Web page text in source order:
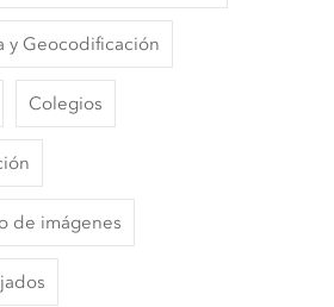
y Geocodificación
Colegios
de imágenes